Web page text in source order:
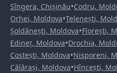
Sîngera, Chișinău•Codru,
Orhei, Moldova•Telenești,
Șoldănești, Moldova•Florești,
Edineț, Moldova•Drochia,
Costești, Moldova•Nisporeni,
Călărași, Moldova•Hîncești,